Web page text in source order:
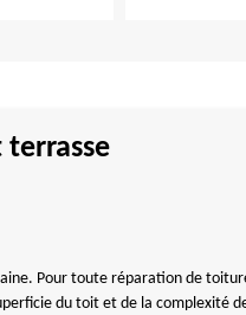
Pour toute réparation de
du toit et de la complexité